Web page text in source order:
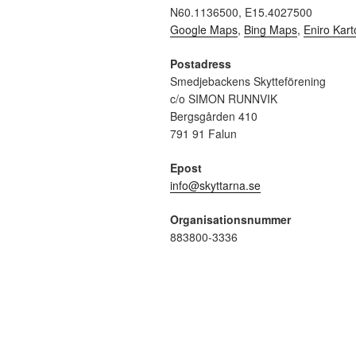
N60.1136500, E15.4027500
Google Maps, Bing Maps, Eniro
Postadress
Smedjebackens Skytteförening
c/o SIMON RUNNVIK
Bergsgården 410
791 91 Falun
Epost
info@skyttarna.se
Organisationsnummer
883800-3336